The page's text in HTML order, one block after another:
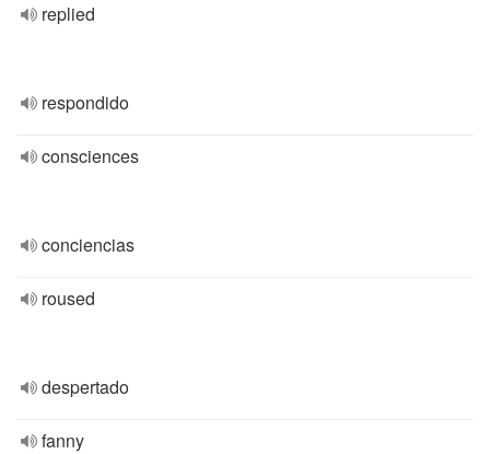
replied
respondido
consciences
conciencias
roused
despertado
fanny